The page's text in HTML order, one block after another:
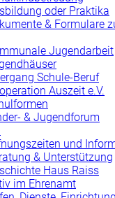
oder Praktika
& Formulare
Jugendarbeit
Schule-Beruf
Auszeit e.V.
& Jugendforum
und
& Unterstützung
Haus Raiss
im Ehrenamt